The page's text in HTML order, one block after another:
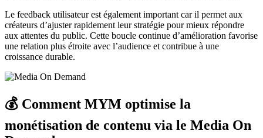
Le feedback utilisateur est également important car il permet aux
créateurs d’ajuster rapidement leur stratégie pour mieux répondre
aux attentes du public. Cette boucle continue d’amélioration favorise
une relation plus étroite avec l’audience et contribue à une
croissance durable.
💰 Comment MYM optimise la
monétisation de contenu via le Media On